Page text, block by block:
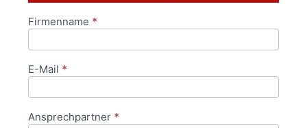
Anfrageformular
Firmenname *
E-Mail *
Ansprechpartner *